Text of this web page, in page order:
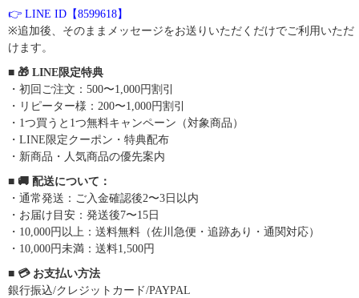
👉 LINE ID【8599618】
※追加後、そのままメッセージをお送りいただくだけでご利用いただ
けます。
■ 🎁 LINE限定特典
・初回ご注文：500〜1,000円割引
・リピーター様：200〜1,000円割引
・1つ買うと1つ無料キャンペーン（対象商品）
・LINE限定クーポン・特典配布
・新商品・人気商品の優先案内
■ 🚚 配送について：
・通常発送：ご入金確認後2〜3日以内
・お届け目安：発送後7〜15日
・10,000円以上：送料無料（佐川急便・追跡あり・通関対応）
・10,000円未満：送料1,500円
■ 💳 お支払い方法
銀行振込/クレジットカード/PAYPAL